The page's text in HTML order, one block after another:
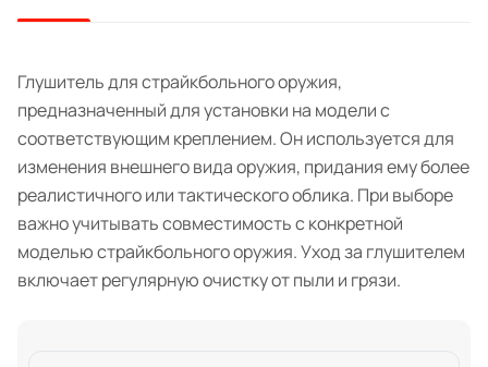
Глушитель для страйкбольного оружия,
предназначенный для установки на модели с
соответствующим креплением. Он используется для
изменения внешнего вида оружия, придания ему более
реалистичного или тактического облика. При выборе
важно учитывать совместимость с конкретной
моделью страйкбольного оружия. Уход за глушителем
включает регулярную очистку от пыли и грязи.